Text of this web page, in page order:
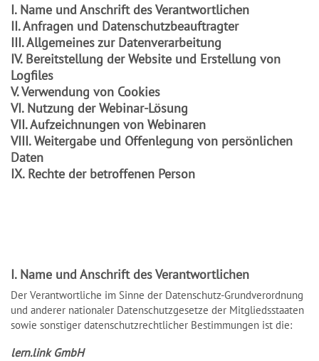
I. Name und Anschrift des Verantwortlichen
II. Anfragen und Datenschutzbeauftragter
III. Allgemeines zur Datenverarbeitung
IV. Bereitstellung der Website und Erstellung von
Logfiles
V. Verwendung von Cookies
VI. Nutzung der Webinar-Lösung
VII. Aufzeichnungen von Webinaren
VIII. Weitergabe und Offenlegung von persönlichen
Daten
IX. Rechte der betroffenen Person
I. Name und Anschrift des Verantwortlichen
Der Verantwortliche im Sinne der Datenschutz-Grundverordnung
und anderer nationaler Datenschutzgesetze der Mitgliedsstaaten
sowie sonstiger datenschutzrechtlicher Bestimmungen ist die:
lern.link GmbH